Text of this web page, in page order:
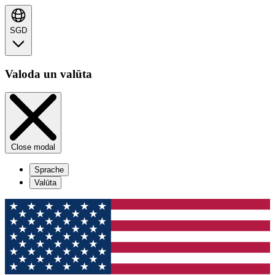
SGD
Valoda un valūta
Close modal
Sprache
Valūta